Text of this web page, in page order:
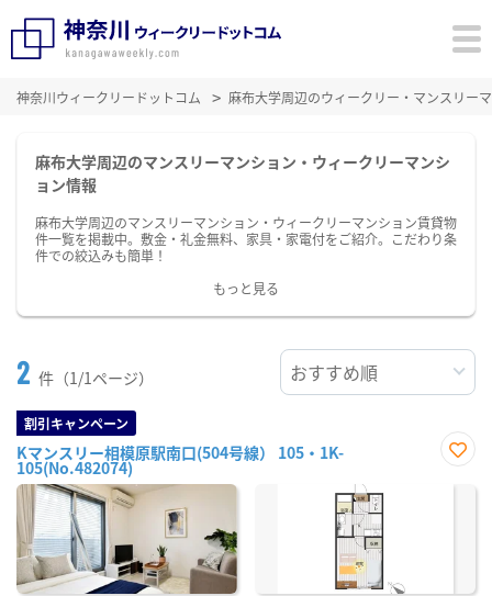
神奈川ウィークリードットコム 麻布大学周辺のウィークリー・マンスリー
麻布大学周辺のマンスリーマンション・ウィークリーマンシ
ョン情報
麻布大学周辺のマンスリーマンション・ウィークリーマンション賃貸物
件一覧を掲載中。敷金・礼金無料、家具・家電付をご紹介。こだわり条
件での絞込みも簡単！
もっと見る
2 件（1/1ページ）
割引キャンペーン
Kマンスリー相模原駅南口(504号線） 105・1K-
105(No.482074)
に入